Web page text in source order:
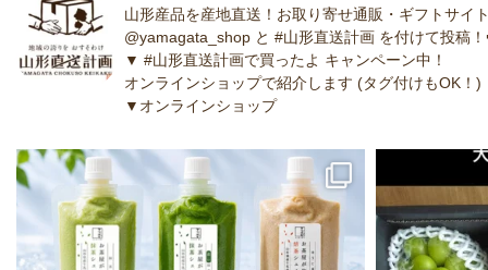
山形産品を産地直送！お取り寄せ通販・ギフトサイ
@yamagata_shop と #山形直送計画 を付けて投稿
▼ #山形直送計画で買ったよ キャンペーン中！
オンラインショップで紹介します (タグ付けもOK！)
▼オンラインショップ